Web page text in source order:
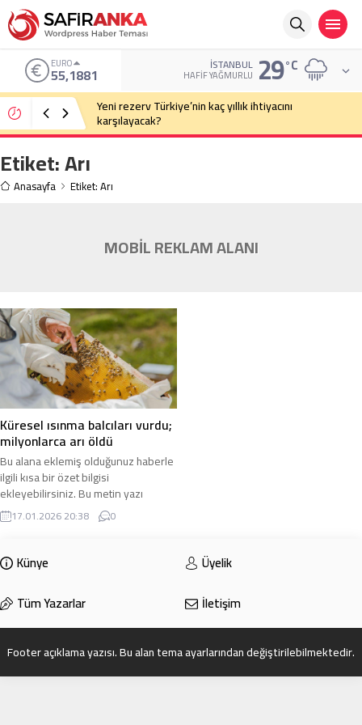
EURO
55,1881 İSTANBUL
HAFIF YAĞMURLU 29°C
Yeni rezerv Türkiye’nin kaç yıllık ihtiyacını
karşılayacak?
Etiket:Arı
Anasayfa Etiket: Arı
MOBİL REKLAM ALANI
Küresel ısınma balcıları vurdu;
milyonlarca arı öldü
Bu alana eklemiş olduğunuz haberle
ilgili kısa bir özet bilgisi
ekleyebilirsiniz. Bu metin yazı
düzenleme sayfasında “Özet”
bölümünden eklenebilir. Özet
olarak bu şekilde gösterilir,
eklenmemişse bu alan boş kalır.
17.01.2026 20:38 0
Künye
Üyelik
Tüm Yazarlar
İletişim
Footer açıklama yazısı. Bu alan tema ayarlarından değiştirilebilmektedir.